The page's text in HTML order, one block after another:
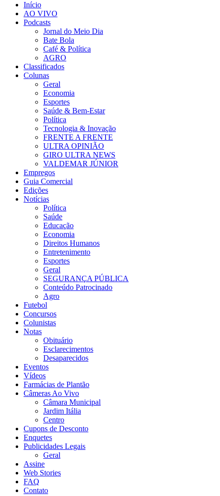
Início
AO VIVO
Podcasts
Jornal do Meio Dia
Bate Bola
Café & Política
AGRO
Classificados
Colunas
Geral
Economia
Esportes
Saúde & Bem-Estar
Política
Tecnologia & Inovação
FRENTE A FRENTE
ULTRA OPINIÃO
GIRO ULTRA NEWS
VALDEMAR JÚNIOR
Empregos
Guia Comercial
Edições
Notícias
Política
Saúde
Educação
Economia
Direitos Humanos
Entretenimento
Esportes
Geral
SEGURANÇA PÚBLICA
Conteúdo Patrocinado
Agro
Futebol
Concursos
Colunistas
Notas
Obituário
Esclarecimentos
Desaparecidos
Eventos
Vídeos
Farmácias de Plantão
Câmeras Ao Vivo
Câmara Municipal
Jardim Itália
Centro
Cupons de Desconto
Enquetes
Publicidades Legais
Geral
Assine
Web Stories
FAQ
Contato